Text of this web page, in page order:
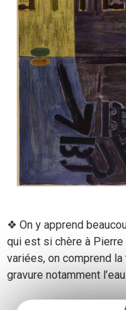
❖ On y apprend
qui est si chère à
variées, on comprend
gravure notamment